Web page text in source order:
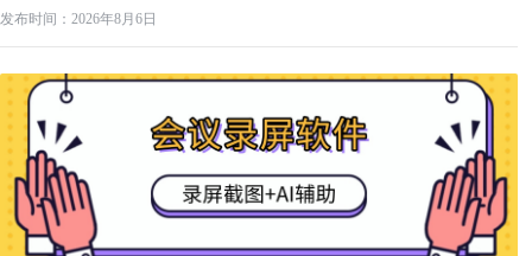
发布时间：2026年8月6日